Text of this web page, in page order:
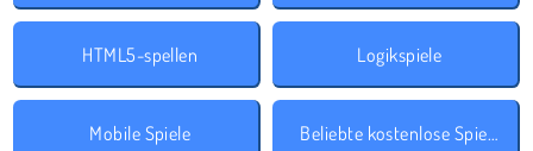
HTML5-spellen Logikspiele
Mobile Spiele Beliebte kostenlose Spiele